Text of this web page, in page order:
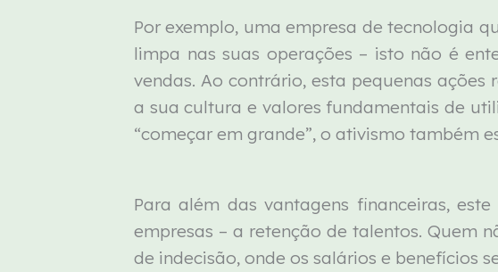
Por exemplo, uma empresa de tecnologia
limpa nas suas operações – isto não é
vendas. Ao contrário, esta pequenas
a sua cultura e valores fundamentais de
“começar em grande”, o ativismo também
Para além das vantagens financeiras,
empresas – a retenção de talentos. Quem
de indecisão, onde os salários e benefícios